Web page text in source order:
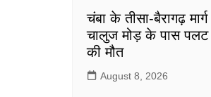
चंबा के तीसा-बैरागढ़
चालुज मोड़ के पास पलट
की मौत
August 8, 2026